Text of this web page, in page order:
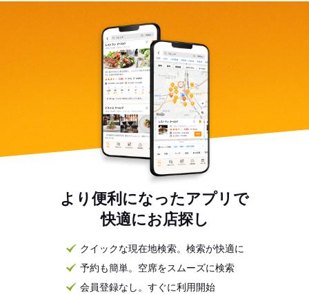
より便利になったアプリで
快適にお店探し
クイックな現在地検索。検索が快適に
予約も簡単。空席をスムーズに検索
会員登録なし。すぐに利用開始